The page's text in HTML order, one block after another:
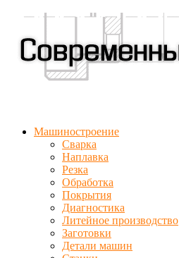
Машиностроение
Сварка
Наплавка
Резка
Обработка
Покрытия
Диагностика
Литейное производство
Заготовки
Детали машин